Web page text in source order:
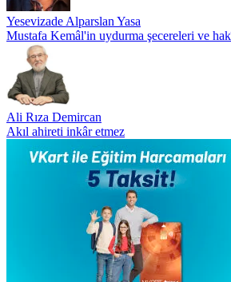
Yesevizade Alparslan Yasa
Mustafa Kemâl'in uydurma şecereleri ve
Ali Rıza Demircan
Akıl ahireti inkâr etmez